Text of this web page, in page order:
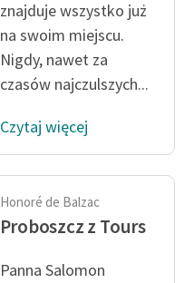
znajduje wszystko już
na swoim miejscu.
Nigdy, nawet za
czasów najczulszych...
Czytaj więcej
Honoré de Balzac
Proboszcz z Tours
Panna Salomon